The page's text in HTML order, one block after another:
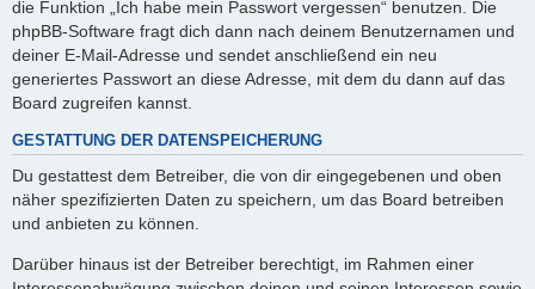
die Funktion „Ich habe mein Passwort vergessen“ benutzen. Die
phpBB-Software fragt dich dann nach deinem Benutzernamen und
deiner E-Mail-Adresse und sendet anschließend ein neu
generiertes Passwort an diese Adresse, mit dem du dann auf das
Board zugreifen kannst.
GESTATTUNG DER DATENSPEICHERUNG
Du gestattest dem Betreiber, die von dir eingegebenen und oben
näher spezifizierten Daten zu speichern, um das Board betreiben
und anbieten zu können.
Darüber hinaus ist der Betreiber berechtigt, im Rahmen einer